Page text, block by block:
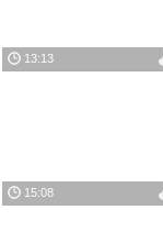
13:13
15:08